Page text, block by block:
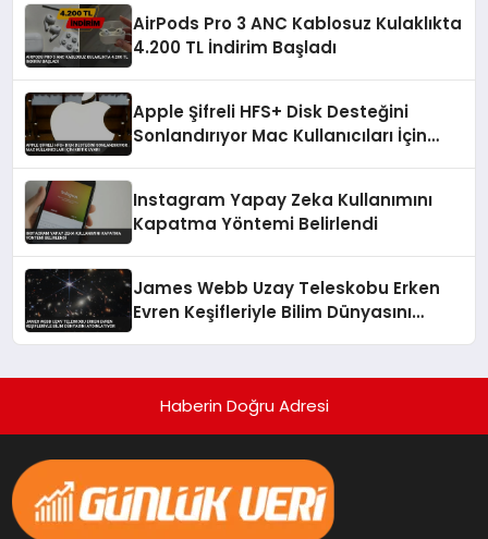
AirPods Pro 3 ANC Kablosuz Kulaklıkta
4.200 TL İndirim Başladı
Apple Şifreli HFS+ Disk Desteğini
Sonlandırıyor Mac Kullanıcıları İçin
Instagram Yapay Zeka Kullanımını
Kapatma Yöntemi Belirlendi
James Webb Uzay Teleskobu Erken
Evren Keşifleriyle Bilim Dünyasını
Haberin Doğru Adresi